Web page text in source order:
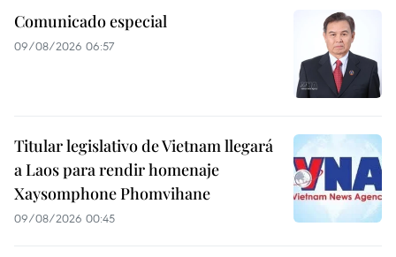
Comunicado especial
09/08/2026 06:57
Titular legislativo de Vietnam llegará
a Laos para rendir homenaje
Xaysomphone Phomvihane
09/08/2026 00:45